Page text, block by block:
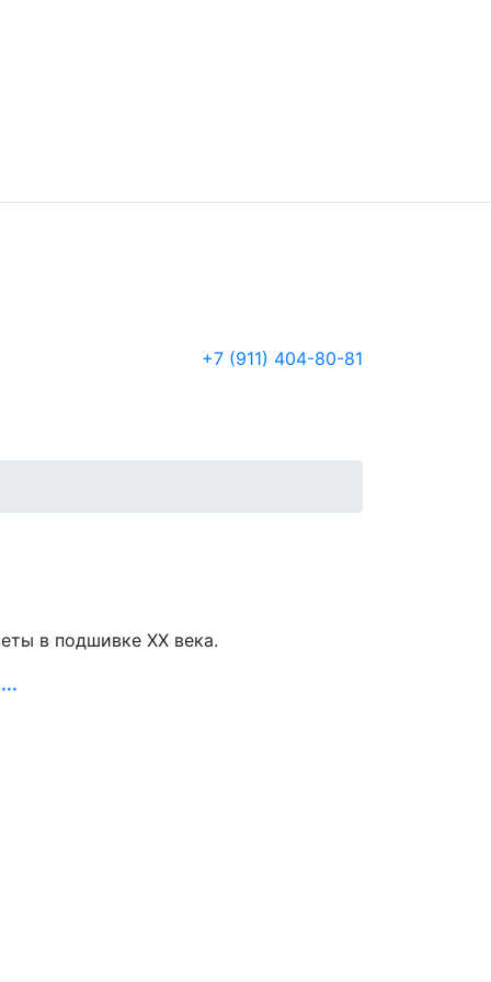
+7 (911) 404-80-81
в подшивке ХХ века.